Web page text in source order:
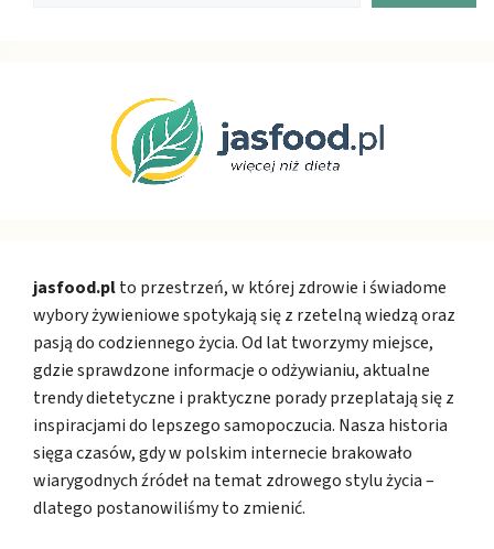
jasfood.plto przestrzeń, w której zdrowie i świadome
wybory żywieniowe spotykają się z rzetelną wiedzą oraz
pasją do codziennego życia. Od lat tworzymy miejsce,
gdzie sprawdzone informacje o odżywianiu, aktualne
trendy dietetyczne i praktyczne porady przeplatają się z
inspiracjami do lepszego samopoczucia. Nasza historia
sięga czasów, gdy w polskim internecie brakowało
wiarygodnych źródeł na temat zdrowego stylu życia –
dlatego postanowiliśmy to zmienić.